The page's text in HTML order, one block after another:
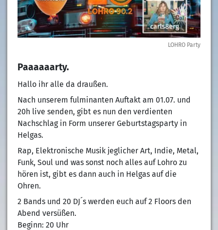
LOHRO Party
Paaaaaarty.
Hallo ihr alle da draußen.
Nach unserem fulminanten Auftakt am 01.07. und
20h live senden, gibt es nun den verdienten
Nachschlag in Form unserer Geburtstagsparty in
Helgas.
Rap, Elektronische Musik jeglicher Art, Indie, Metal,
Funk, Soul und was sonst noch alles auf Lohro zu
hören ist, gibt es dann auch in Helgas auf die
Ohren.
2 Bands und 20 DJ´s werden euch auf 2 Floors den
Abend versüßen.
Beginn: 20 Uhr